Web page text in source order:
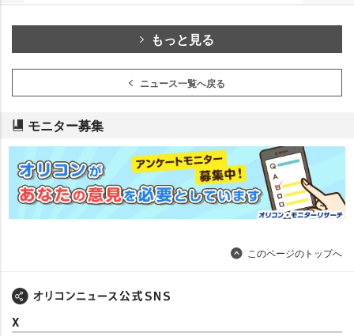
もっと見る
ニュース一覧へ戻る
モニター募集
このページのトップへ
X